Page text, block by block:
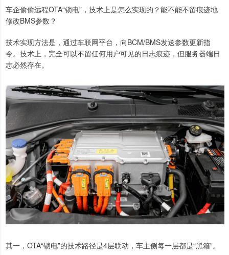
车企偷偷远程OTA“锁电”，技术上是怎么实现的？能不能不留痕迹地
修改BMS参数？
技术实现方法是，通过车联网平台，向BCM/BMS发送参数更新指
令。技术上，完全可以不留任何用户可见的日志痕迹，但服务器端日
志必然存在。
其一，OTA“锁电”的技术路径是4层联动，车主侧每一层都是“黑箱”。